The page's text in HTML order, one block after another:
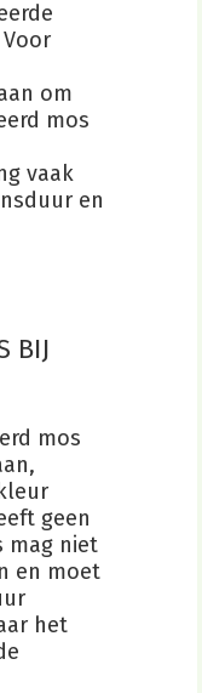
om
mos
vaak
en
BIJ
mos
geen
mag niet
en moet
het